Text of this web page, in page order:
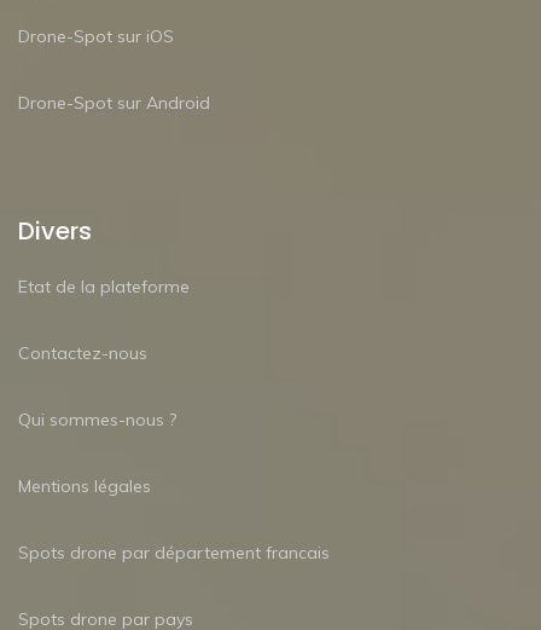
Drone-Spot sur iOS
Drone-Spot sur Android
Divers
Etat de la plateforme
Contactez-nous
Qui sommes-nous ?
Mentions légales
Spots drone par département francais
Spots drone par pays